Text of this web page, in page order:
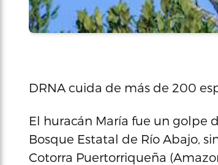
DRNA cuida de más de 200
El huracán María fue un golpe
Bosque Estatal de Río Abajo,
Cotorra Puertorriqueña